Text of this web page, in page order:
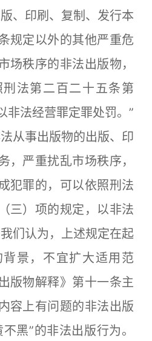
、印刷、复制、发行本
规定以外的其他严重危
场秩序的非法出版物，
法第二百二十五条第
非法经营罪定罪处罚。”
从事出版物的出版、印
，严重扰乱市场秩序，
犯罪的，可以依照刑法
三）项的规定，以非法
们认为，上述规定在起
景，不宜扩大适用范
版物解释》第十一条主
容上有问题的非法出版
黑”的非法出版行为。